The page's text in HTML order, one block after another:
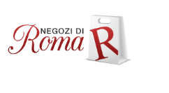
contenuto